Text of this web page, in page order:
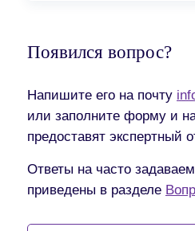
Появился вопрос?
Напишите его на почту
или заполните форму и
предоставят экспертный
Ответы на часто
приведены в разделе